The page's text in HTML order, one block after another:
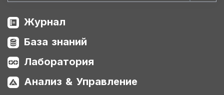
Журнал
База знаний
Лаборатория
Анализ & Управление